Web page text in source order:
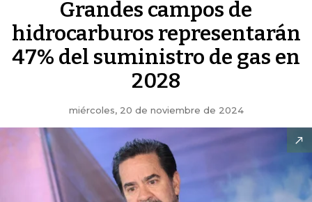
Grandes campos de
hidrocarburos representarán
47% del suministro de gas en
2028
miércoles, 20 de noviembre de 2024